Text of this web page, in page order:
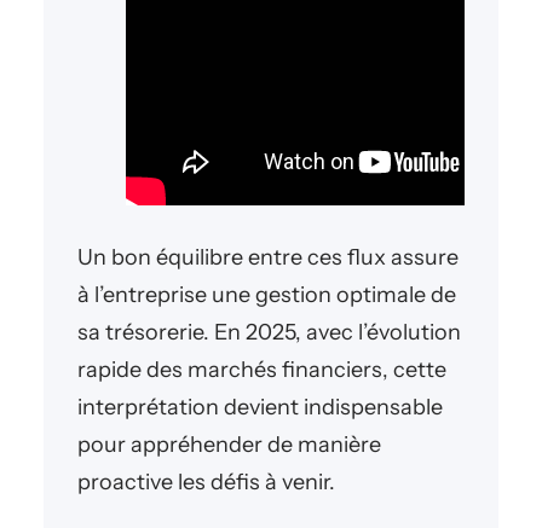
Un bon équilibre entre ces flux assure
à l’entreprise une gestion optimale de
sa trésorerie. En 2025, avec l’évolution
rapide des marchés financiers, cette
interprétation devient indispensable
pour appréhender de manière
proactive les défis à venir.